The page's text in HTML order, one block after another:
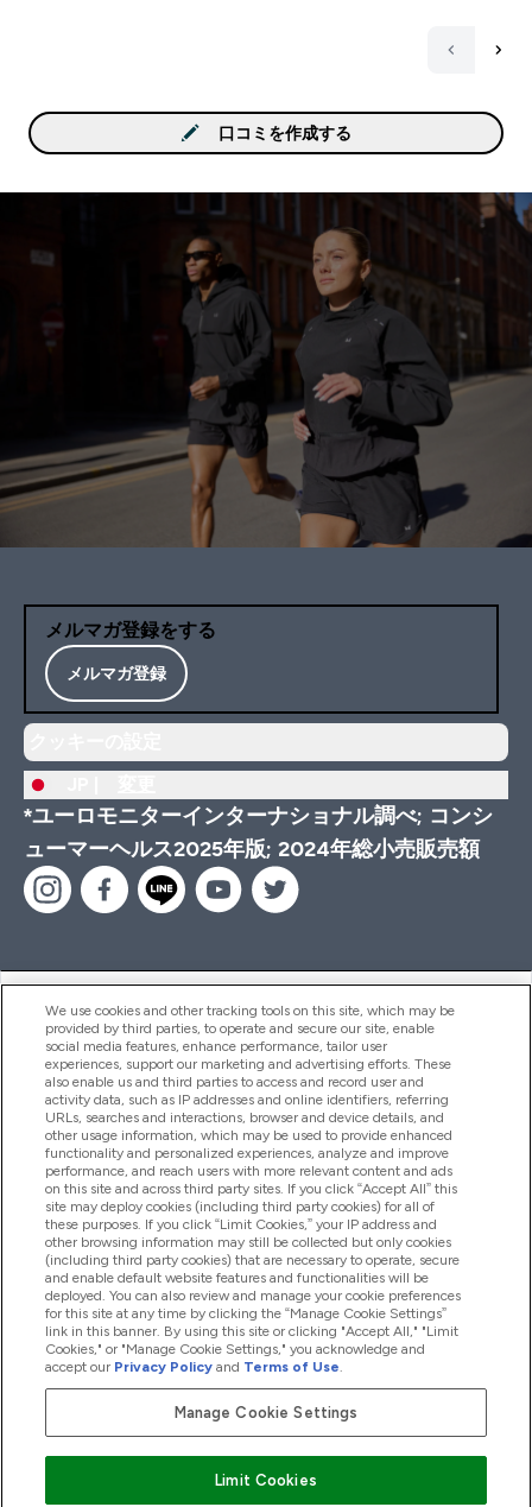
果物と摂取してみた、次
口コミを作成する
メルマガ登録をする
メルマガ登録
*ユーロモニターインターナショナル調べ; コンシ
ューマーヘルス2025年版; 2024年総小売販売額
ヘルプ＆ガイド
商品について
会社概要
特典＆ポイント
2026 The Hut.com Ltd
Pay with
We use cookies and other tracking tools on this site, which may be
provided by third parties, to operate and secure our site, enable
social media features, enhance performance, tailor user
experiences, support our marketing and advertising efforts. These
also enable us and third parties to access and record user and
activity data, such as IP addresses and online identifiers, referring
URLs, searches and interactions, browser and device details, and
other usage information, which may be used to provide enhanced
functionality and personalized experiences, analyze and improve
performance, and reach users with more relevant content and ads
on this site and across third party sites. If you click “Accept All” this
site may deploy cookies (including third party cookies) for all of
these purposes. If you click “Limit Cookies,” your IP address and
other browsing information may still be collected but only cookies
(including third party cookies) that are necessary to operate, secure
and enable default website features and functionalities will be
deployed. You can also review and manage your cookie preferences
for this site at any time by clicking the “Manage Cookie Settings”
link in this banner. By using this site or clicking "Accept All," "Limit
Cookies," or "Manage Cookie Settings," you acknowledge and
accept our Privacy Policy and Terms of Use.
Manage Cookie Settings
Limit Cookies